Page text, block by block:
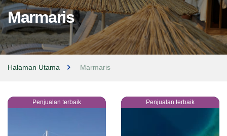
Marmaris
Halaman Utama Marmaris
Penjualan terbaik Penjualan terbaik